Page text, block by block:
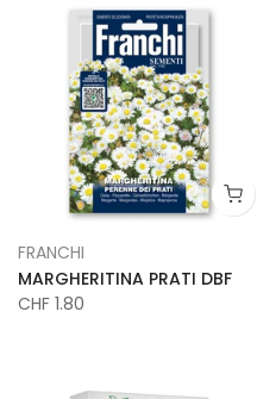
FRANCHI
MARGHERITINA PRATI DBF
CHF 1.80